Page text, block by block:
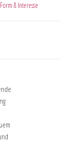
Form & Interesse